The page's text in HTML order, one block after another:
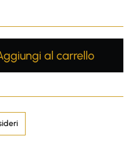
Enter the
al carrello